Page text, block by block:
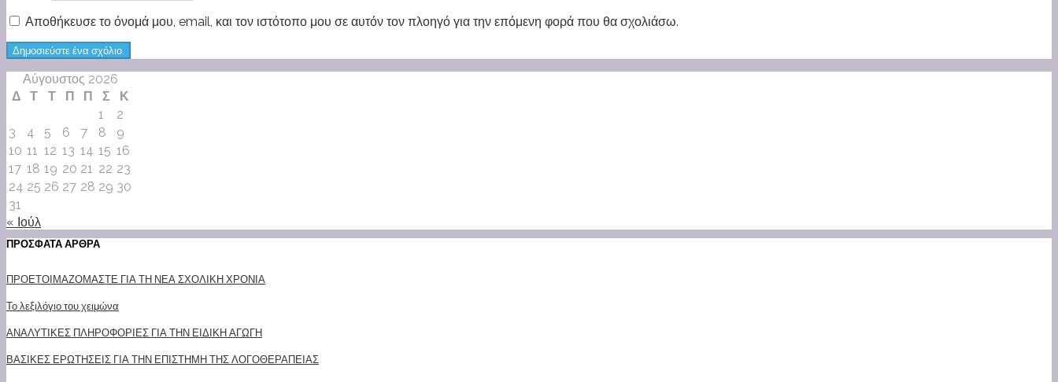
Αποθήκευσε το όνομά μου, email, και τον ιστότοπο μου σε αυτόν τον πλοηγό για την επόμενη φορά που θα σχολιάσω.
Αύγουστος 2026
Δ
Τ Τ Π Π Σ
Κ
1
2
3
4 5 6 7 8
9
10 11 12 13 14 15 16
17 18 19 20 21 22 23
24 25 26 27 28 29 30
31
« Ιούλ
ΠΡΟΣΦΑΤΑ ΑΡΘΡΑ
ΠΡΟΕΤΟΙΜΑΖΟΜΑΣΤΕ ΓΙΑ ΤΗ ΝΕΑ ΣΧΟΛΙΚΗ ΧΡΟΝΙΑ
Το λεξιλόγιο του χειμώνα
ΑΝΑΛΥΤΙΚΕΣ ΠΛΗΡΟΦΟΡΙΕΣ ΓΙΑ ΤΗΝ ΕΙΔΙΚΗ ΑΓΩΓΗ
ΒΑΣΙΚΕΣ ΕΡΩΤΗΣΕΙΣ ΓΙΑ ΤΗΝ ΕΠΙΣΤΗΜΗ ΤΗΣ ΛΟΓΟΘΕΡΑΠΕΙΑΣ